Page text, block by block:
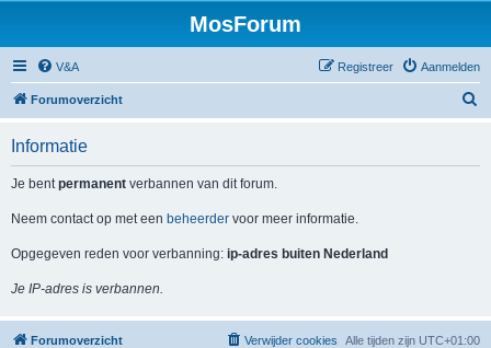
MosForum
V&A Aanmelden
Registreer
Forumoverzicht
Informatie
Je bentpermanent verbannen van dit forum.
Neem contact op met een beheerder voor meer informatie.
Opgegeven reden voor verbanning: ip-adres buiten Nederland
Je IP-adres is verbannen.
Forumoverzicht Alle tijden zijn UTC+01:00
Verwijder cookies